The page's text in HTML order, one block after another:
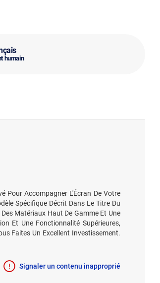
humain
Pour Accompagner L'Écran De Votre
Spécifique Décrit Dans Le Titre Du
Matériaux Haut De Gamme Et Une
Et Une Fonctionnalité Supérieures,
Faites Un Excellent Investissement.
Signaler un contenu inapproprié